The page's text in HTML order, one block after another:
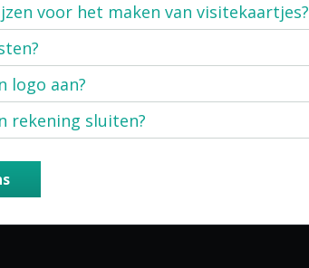
voor het maken van visitekaartjes?
logo aan?
rekening sluiten?